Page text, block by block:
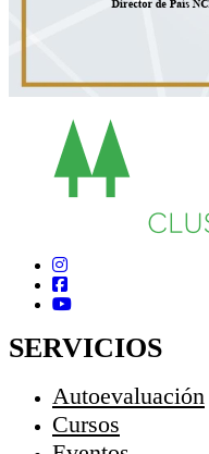
SERVICIOS
Autoevaluación
Cursos